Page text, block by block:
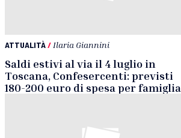
ATTUALITÀ/ Ilaria Giannini
Saldi estivi al via il 4 luglio in
Toscana, Confesercenti: previsti
180-200 euro di spesa per famiglia